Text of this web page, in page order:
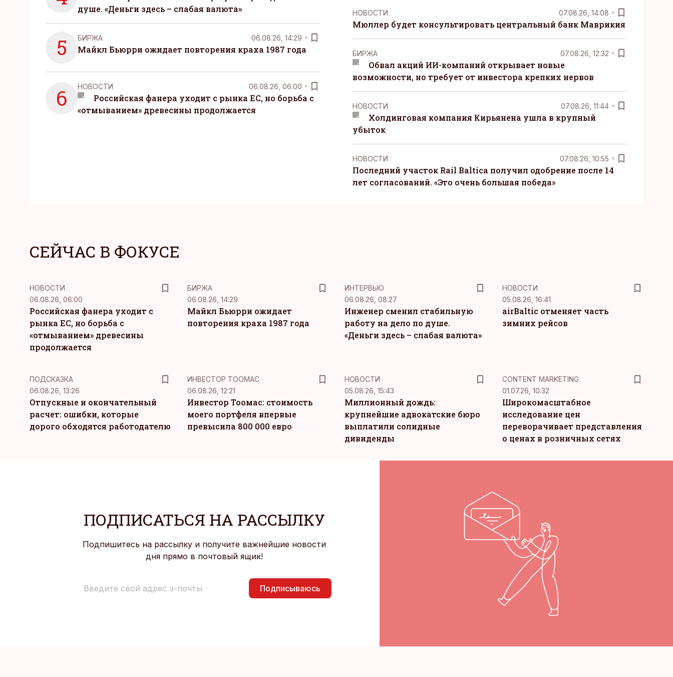
душе. «Деньги здесь – слабая валюта»
5 БИРЖА 06.08.26, 14:29
Майкл Бьюрри ожидает повторения краха 1987 года
6 НОВОСТИ 06.08.26, 06:00
Российская фанера уходит с рынка ЕС, но борьба с
«отмыванием» древесины продолжается
НОВОСТИ 07.08.26, 14:08
Мюллер будет консультировать центральный банк Маврикия
БИРЖА 07.08.26, 12:32
Обвал акций ИИ-компаний открывает новые
возможности, но требует от инвестора крепких нервов
НОВОСТИ 07.08.26, 11:44
Холдинговая компания Кирьянена ушла в крупный
убыток
НОВОСТИ 07.08.26, 10:55
Последний участок Rail Baltica получил одобрение после 14
лет согласований. «Это очень большая победа»
СЕЙЧАС В ФОКУСЕ
НОВОСТИ
06.08.26, 06:00
Российская фанера уходит с
рынка ЕС, но борьба с
«отмыванием» древесины
продолжается
БИРЖА
06.08.26, 14:29
Майкл Бьюрри ожидает
повторения краха 1987 года
ИНТЕРВЬЮ
06.08.26, 08:27
Инженер сменил стабильную
работу на дело по душе.
«Деньги здесь – слабая валюта»
НОВОСТИ
05.08.26, 16:41
airBaltic отменяет часть
зимних рейсов
ПОДСКАЗКА
06.08.26, 13:26
Отпускные и окончательный
расчет: ошибки, которые
дорого обходятся работодателю
ИНВЕСТОР ТООМАС
06.08.26, 12:21
Инвестор Тоомас: стоимость
моего портфеля впервые
превысила 800 000 евро
НОВОСТИ
05.08.26, 15:43
Миллионный дождь:
крупнейшие адвокатские бюро
выплатили солидные
дивиденды
KM
CONTENT MARKETING
01.07.26, 10:32
Широкомасштабное
исследование цен
переворачивает представления
о ценах в розничных сетях
ПОДПИСАТЬСЯ НА РАССЫЛКУ
Подпишитесь на рассылку и получите важнейшие новости
дня прямо в почтовый ящик!
Подписываюсь